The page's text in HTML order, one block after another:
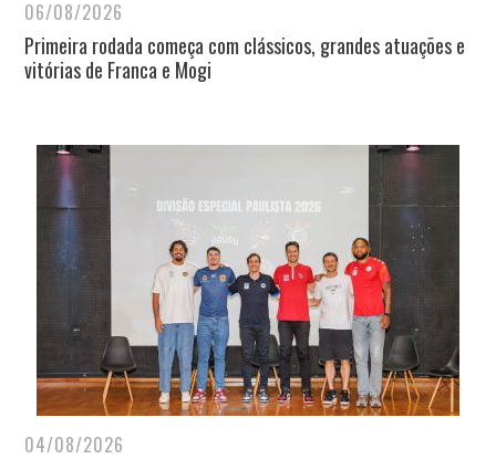
06/08/2026
Primeira rodada começa com clássicos, grandes atuações e
vitórias de Franca e Mogi
04/08/2026